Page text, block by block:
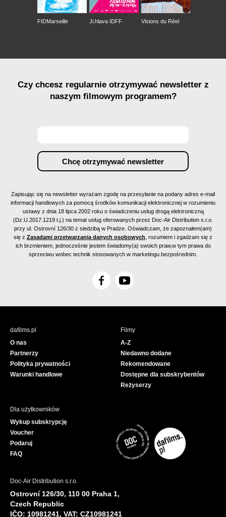
FIDMarseille Ji.hlava IDFF Visions du Réel
Czy chcesz regularnie otrzymywać newsletter z
naszym filmowym programem?
Zapisując się na newsletter wyrażam zgodę na przesyłanie na podany adres e-mail
informacji handlowych za pomocą środków komunikacji elektronicznej w rozumieniu
ustawy z dnia 18 lipca 2002 roku o świadczeniu usług drogą elektroniczną
(Dz.U.2017.1219 t.j.) na temat usług oferowanych przez Doc-Air Distribution s.r.o.
przy ul. Ostrovní 126/30 z siedzibą w Pradze. Oświadczam, że zapoznałem(am)
się z Zasadami przetwarzania danych osobowych , rozumiem i zgadzam się z
ich brzmieniem, jednocześnie jestem świadomy(a) swoich praw,w tym prawa do
sprzeciwu wobec technik stosowanych w marketingu bezpośrednim.
F
c
Y
u
e
dafilms.pl
O nas
Partnerzy
Polityka prywatności
Warunki handlowe
Filmy
A-Z
Niedawno dodane
Rekomendowane
Dostępne dla subskrybentów
Reżyserzy
Dla użytkowników
Wykup subskrypcję
Voucher
Podaruj
FAQ
Doc-Air Distribution s.r.o.
Ostrovní 126/30, 110 00 Praha 1,
Czech Republic
IČO: 10981241, VAT: CZ10981241